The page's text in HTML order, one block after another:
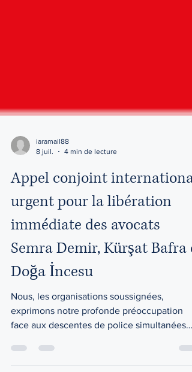
iaramail88
Appel conjoint international
urgent pour la libération
immédiate des avocats
Semra Demir, Kürşat Bafra
Doğa İncesu
Nous, les organisations soussignées,
exprimons notre profonde préoccupation
menées avant l'aube à Ankara et à Istanbul
dans la matinée du 23 juin 2026, qui ont